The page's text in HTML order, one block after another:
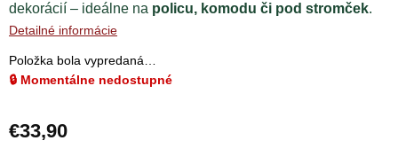
dekorácií – ideálne na policu, komodu či pod stromček.
Detailné informácie
Položka bola vypredaná…
🔒 Momentálne nedostupné
€33,90